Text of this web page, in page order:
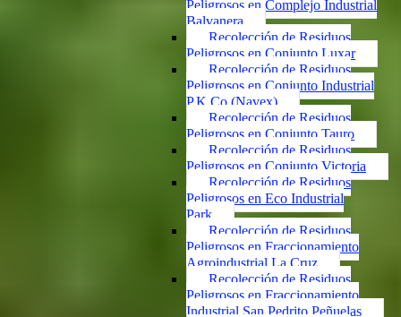
Peligrosos en Complejo Industrial
Balvanera
Recolección de Residuos
Peligrosos en Conjunto Luxar
Recolección de Residuos
Peligrosos en Conjunto Industrial
P.K.Co (Navex)
Recolección de Residuos
Peligrosos en Conjunto Tauro
Recolección de Residuos
Peligrosos en Conjunto Victoria
Recolección de Residuos
Peligrosos en Eco Industrial
Park
Recolección de Residuos
Peligrosos en Fraccionamiento
Agroindustrial La Cruz
Recolección de Residuos
Peligrosos en Fraccionamiento
Industrial San Pedrito Peñuelas